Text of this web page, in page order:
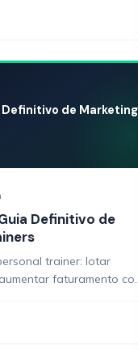
de Marketing
Definitivo de
trainer: lotar
faturamento